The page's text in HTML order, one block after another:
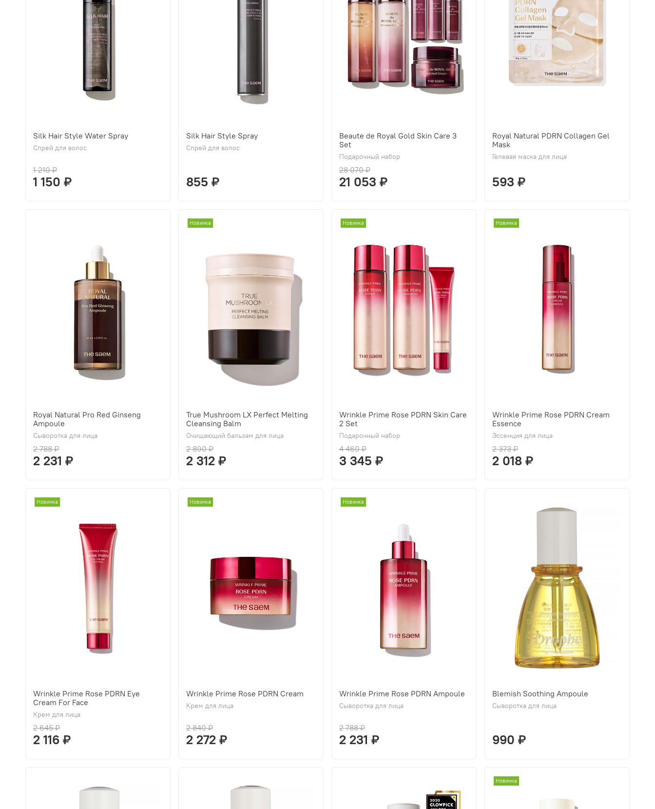
Silk Hair Style Water Spray
Спрей для волос
1 210 ₽
1 150 ₽
Silk Hair Style Spray
Спрей для волос
855 ₽
Beaute de Royal Gold Skin Care 3
Set
Подарочный набор
28 070 ₽
21 053 ₽
Royal Natural PDRN Collagen Gel
Mask
Гелевая маска для лица
593 ₽
Royal Natural Pro Red Ginseng
Ampoule
Сыворотка для лица
2 788 ₽
2 231 ₽
Новинка
True Mushroom LX Perfect Melting
Cleansing Balm
Очищающий бальзам для лица
2 890 ₽
2 312 ₽
Новинка
Wrinkle Prime Rose PDRN Skin Care
2 Set
Подарочный набор
4 460 ₽
3 345 ₽
Новинка
Wrinkle Prime Rose PDRN Cream
Essence
Эссенция для лица
2 373 ₽
2 018 ₽
Новинка
Wrinkle Prime Rose PDRN Eye
Cream For Face
Крем для лица
2 645 ₽
2 116 ₽
Новинка
Wrinkle Prime Rose PDRN Cream
Крем для лица
2 840 ₽
2 272 ₽
Новинка
Wrinkle Prime Rose PDRN Ampoule
Сыворотка для лица
2 788 ₽
2 231 ₽
Blemish Soothing Ampoule
Сыворотка для лица
990 ₽
Новинка